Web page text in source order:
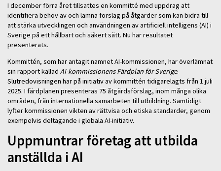
I december förra året tillsattes en kommitté med uppdrag att
identifiera behov av och lämna förslag på åtgärder som kan bidra till
att stärka utvecklingen och användningen av artificiell intelligens (AI) i
Sverige på ett hållbart och säkert sätt. Nu har resultatet
presenterats.
Kommittén, som har antagit namnet AI-kommissionen, har överlämnat
sin rapport kallad AI-kommissionens Färdplan för Sverige.
Slutredovisningen har på initiativ av kommittén tidigarelagts från 1 juli
2025. I färdplanen presenteras 75 åtgärdsförslag, inom många olika
områden, från internationella samarbeten till utbildning. Samtidigt
lyfter kommissionen vikten av rättvisa och etiska standarder, genom
exempelvis deltagande i globala AI-initiativ.
Uppmuntrar företag att utbilda
anställda i AI